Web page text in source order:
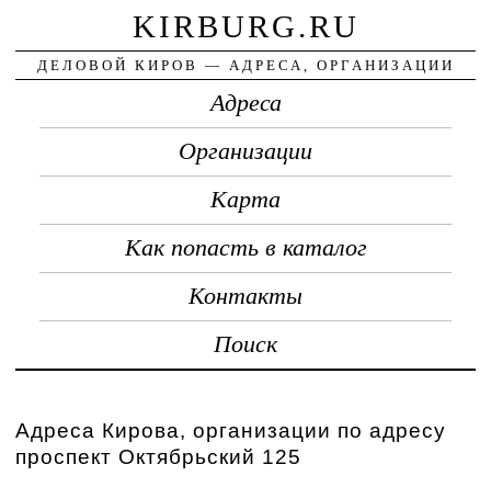
KIRBURG.RU
ДЕЛОВОЙ КИРОВ — АДРЕСА, ОРГАНИЗАЦИИ
Адреса
Организации
Карта
Как попасть в каталог
Контакты
Поиск
Адреса Кирова, организации по адресу
проспект Октябрьский 125